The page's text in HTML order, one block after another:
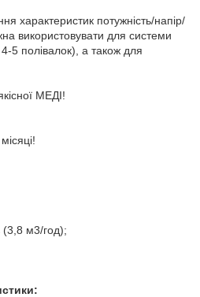
характеристик потужність/напір/
використовувати для системи
5 полівалок), а також для
МЕДІ!
(3,8 м3/год);